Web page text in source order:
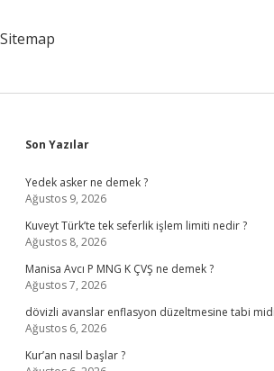
Sitemap
Sidebar
Son Yazılar
Yedek asker ne demek ?
Ağustos 9, 2026
Kuveyt Türk’te tek seferlik işlem limiti nedir ?
Ağustos 8, 2026
Manisa Avcı P MNG K ÇVŞ ne demek ?
Ağustos 7, 2026
dövizli avanslar enflasyon düzeltmesine tabi
Ağustos 6, 2026
Kur’an nasıl başlar ?